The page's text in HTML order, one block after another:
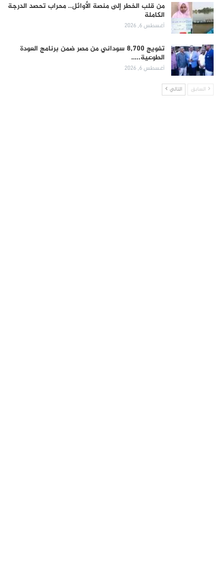
من قلب الخطر إلى منصة الأوائل.. محراب تحصد الدرجة
الكاملة
أغسطس 6, 2026
تفويج 8,700 سوداني من مصر ضمن برنامج العودة
الطوعية..…
أغسطس 6, 2026
السابق التالي